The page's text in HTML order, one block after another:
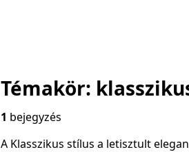
Témakör:
1 bejegyzés
A Klasszikus stílus a letisztult